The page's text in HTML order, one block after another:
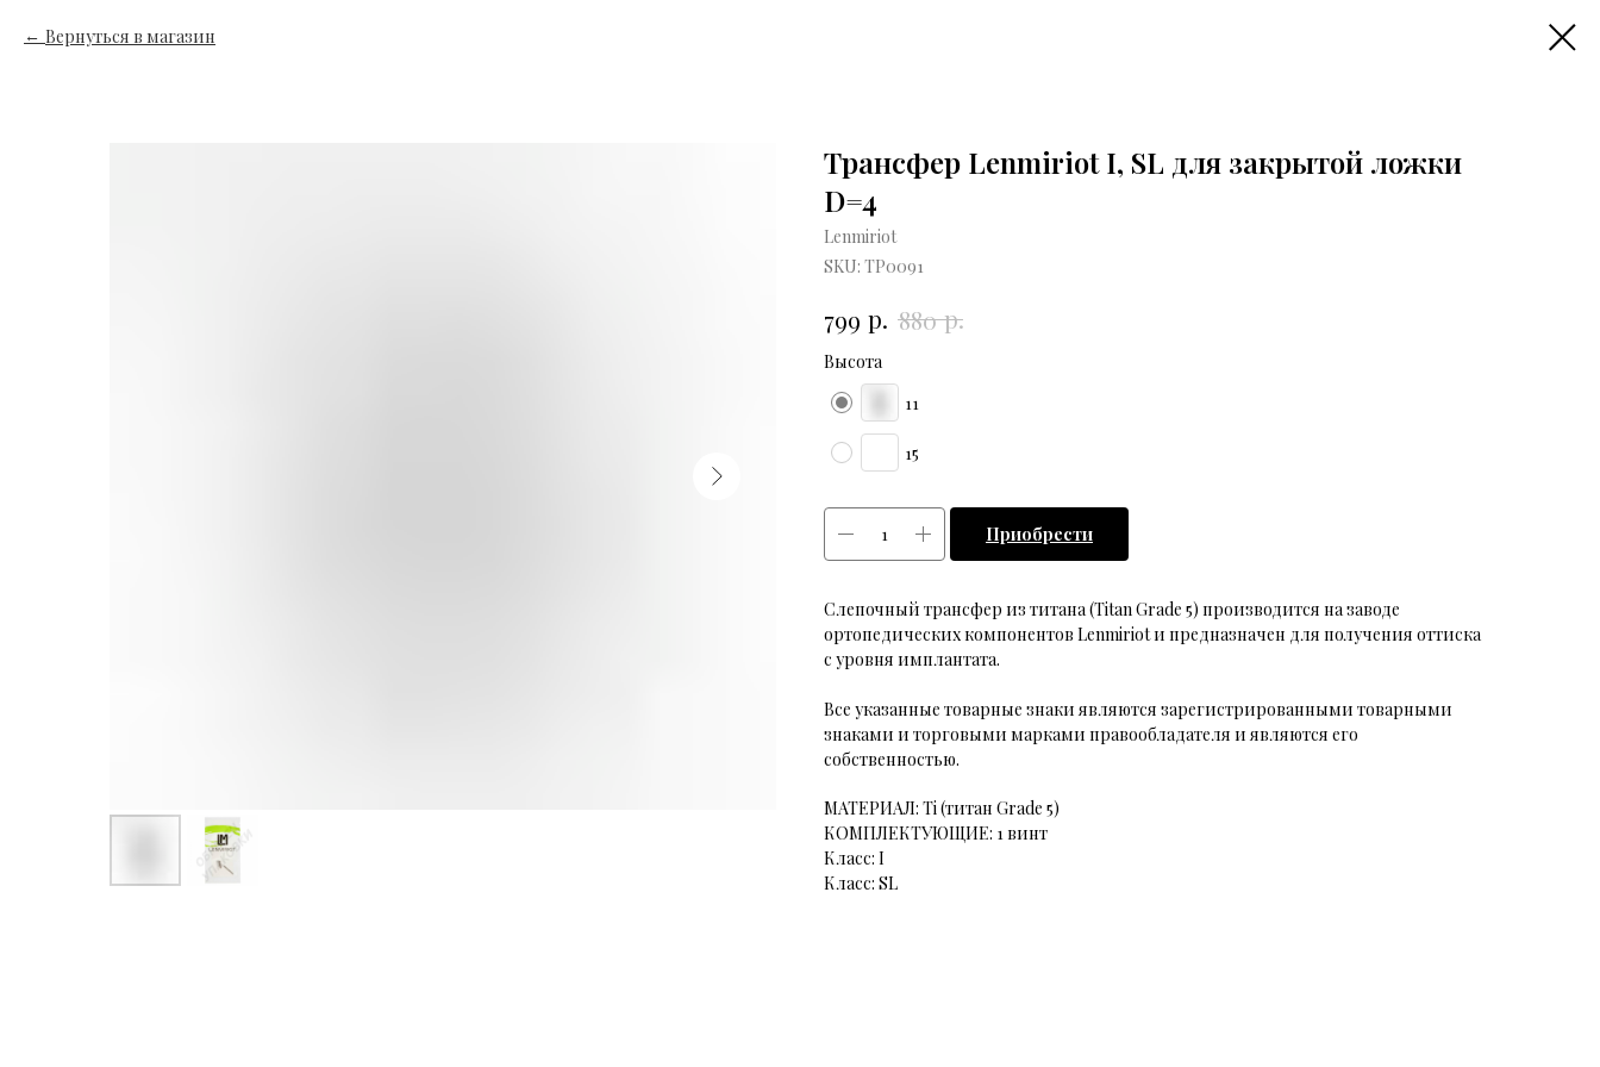
Вернуться в магазин
Трансфер Lenmiriot I, SL для закрытой ложки
D=4
Lenmiriot
SKU: ТР0091
799 р. 880 р.
Высота
11
15
Приобрести
Слепочный трансфер из титана (Titan Grade 5) производится на заводе
ортопедических компонентов Lenmiriot и предназначен для получения оттиска
с уровня имплантата.
Все указанные товарные знаки являются зарегистрированными товарными
знаками и торговыми марками правообладателя и являются его
собственностью.
МАТЕРИАЛ: Ti (титан Grade 5)
КОМПЛЕКТУЮЩИЕ: 1 винт
Класс: I
Класс: SL